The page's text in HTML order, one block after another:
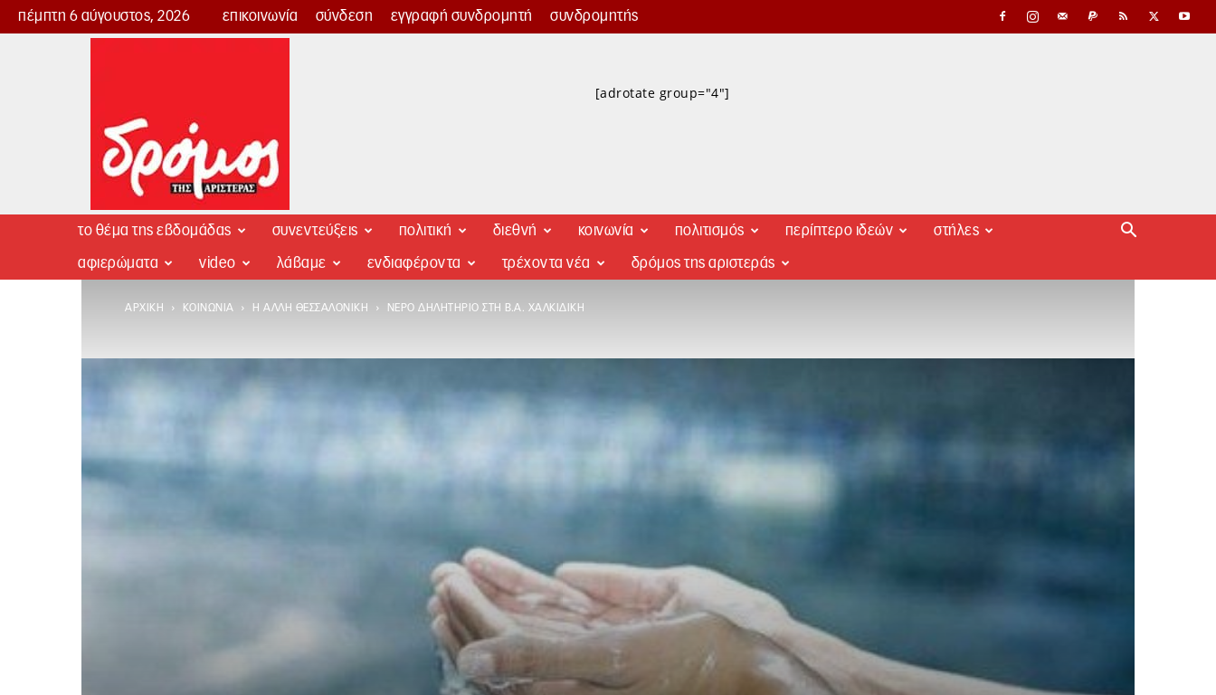
πέμπτη 6 αύγουστος, 2026 επικοινωνία σύνδεση εγγραφή συνδρομητή συνδρομητής
Δρόμος
[adrotate group="4"]
το θέμα της εβδομάδας συνεντεύξεις πολιτική διεθνή κοινωνία πολιτισμός περίπτερο ιδεών στήλες
αφιερώματα video λάβαμε ενδιαφέροντα τρέχοντα νέα δρόμος της αριστεράς
ΑΡΧΙΚΉ ΚΟΙΝΩΝΊΑ Η ΆΛΛΗ ΘΕΣΣΑΛΟΝΊΚΗ ΝΕΡΌ ΔΗΛΗΤΉΡΙΟ ΣΤΗ Β.Α. ΧΑΛΚΙΔΙΚΉ